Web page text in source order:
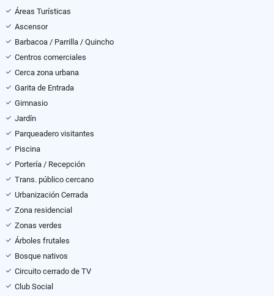
Áreas Turísticas
Ascensor
Barbacoa / Parrilla / Quincho
Centros comerciales
Cerca zona urbana
Garita de Entrada
Gimnasio
Jardín
Parqueadero visitantes
Piscina
Portería / Recepción
Trans. público cercano
Urbanización Cerrada
Zona residencial
Zonas verdes
Árboles frutales
Bosque nativos
Circuito cerrado de TV
Club Social